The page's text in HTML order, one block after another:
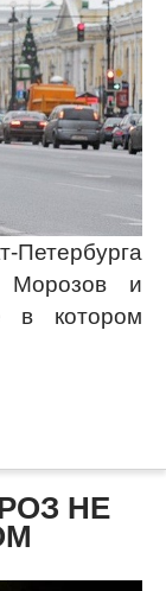
Морозов и
в котором
НЕ